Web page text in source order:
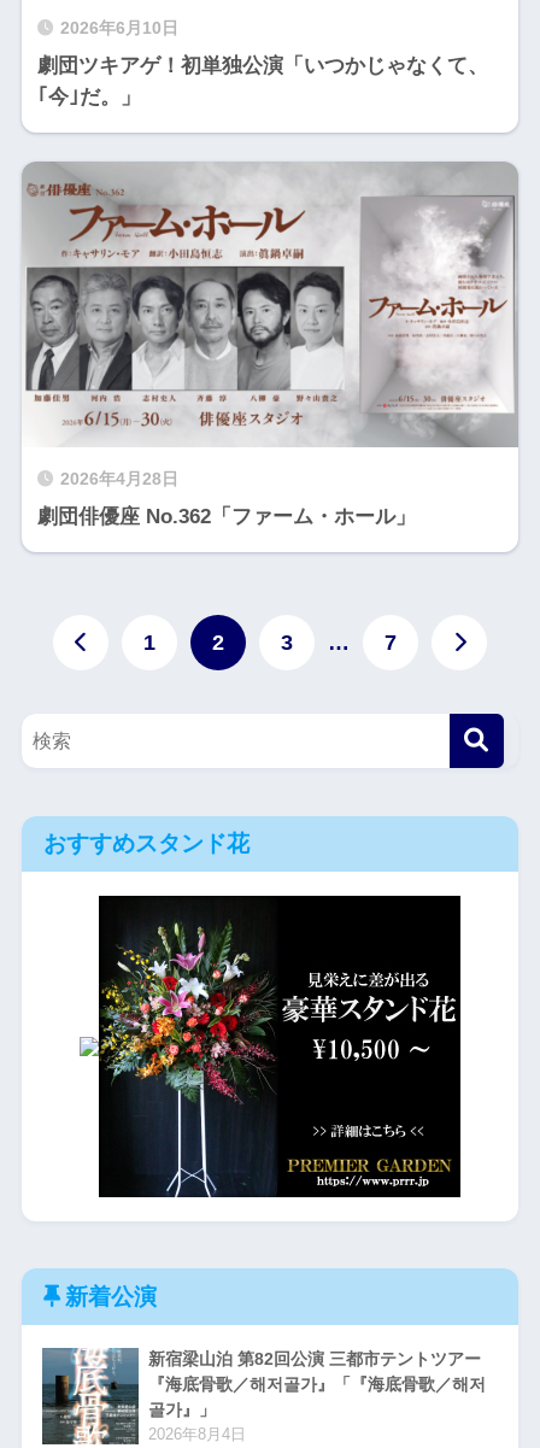
2026年6月10日
劇団ツキアゲ！初単独公演「いつかじゃなくて、
｢今｣だ。」
2026年4月28日
劇団俳優座 No.362「ファーム・ホール」
1 2 3 … 7
おすすめスタンド花
新着公演
新宿梁山泊 第82回公演 三都市テントツアー
『海底骨歌／해저골가』「『海底骨歌／해저
골가』」
2026年8月4日